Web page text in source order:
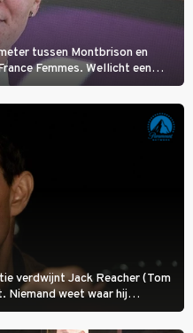
tussen Montbrison en
Femmes. Wellicht een
de witte trui won.
verdwijnt Jack Reacher (Tom
Niemand weet waar hij
Barr naar hem vraagt.